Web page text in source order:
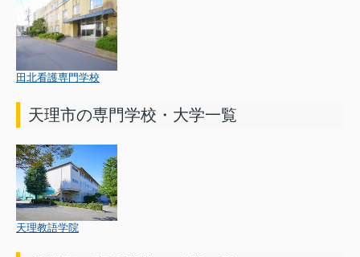
田北看護専門学校
天理市の専門学校・大学一覧
天理教語学院